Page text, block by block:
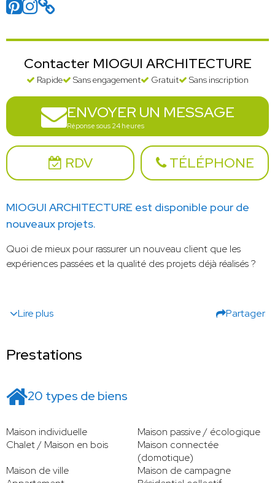
Contacter MIOGUI ARCHITECTURE
Rapide Sans engagement Gratuit Sans inscription
ENVOYER UN MESSAGE
Réponse sous 24 heures
RDV TÉLÉPHONE
MIOGUI ARCHITECTURE est disponible pour de
nouveaux projets.
Quoi de mieux pour rassurer un nouveau client que les
expériences passées et la qualité des projets déjà réalisés ?
Lire plus Partager
Prestations
20 types de biens
Maison individuelle
Maison passive / écologique
Chalet / Maison en bois
Maison connectée
(domotique)
Maison de ville
Maison de campagne